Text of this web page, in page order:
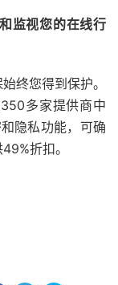
监视您的在线行
终您得到保护。
多家提供商中
隐私功能，可确
折扣。